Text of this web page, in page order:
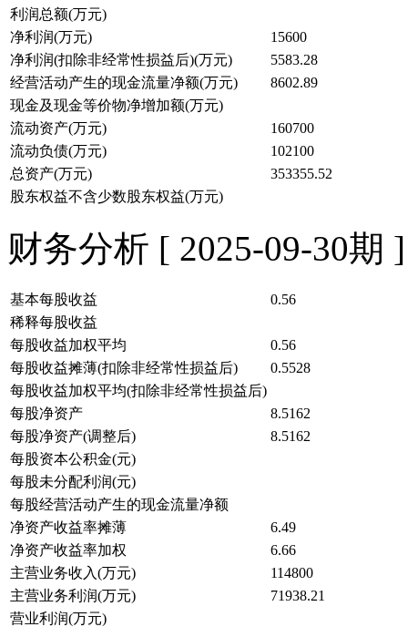
利润总额(万元)
净利润(万元)
15600
净利润(扣除非经常性损益后)(万元)
5583.28
经营活动产生的现金流量净额(万元)
8602.89
现金及现金等价物净增加额(万元)
流动资产(万元)
160700
流动负债(万元)
102100
总资产(万元)
353355.52
股东权益不含少数股东权益(万元)
财务分析 [ 2025-09-30期 ]
基本每股收益
0.56
稀释每股收益
每股收益加权平均
0.56
每股收益摊薄(扣除非经常性损益后)
0.5528
每股收益加权平均(扣除非经常性损益后)
每股净资产
8.5162
每股净资产(调整后)
8.5162
每股资本公积金(元)
每股未分配利润(元)
每股经营活动产生的现金流量净额
净资产收益率摊薄
6.49
净资产收益率加权
6.66
主营业务收入(万元)
114800
主营业务利润(万元)
71938.21
营业利润(万元)